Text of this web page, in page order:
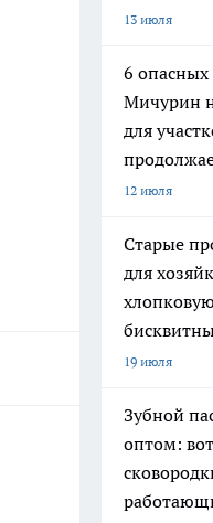
13 июля
6 опасных
Мичурин
для
12 июля
Старые
для
19 июля
Зубной
оптом: